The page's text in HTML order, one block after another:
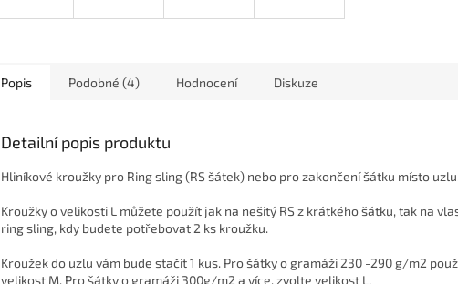
Popis Podobné (4) Hodnocení Diskuze
Detailní popis produktu
Hliníkové kroužky pro Ring sling (RS šátek) nebo pro zakončení šátku místo uzlu.
Kroužky o velikosti L můžete použít jak na nešitý RS z krátkého šátku, tak na
ring sling, kdy budete potřebovat 2 ks kroužku.
Kroužek do uzlu vám bude stačit 1 kus. Pro šátky o gramáži 230 -290 g/m2
velikost M. Pro šátky o gramáži 300g/m2 a více, zvolte velikost L.